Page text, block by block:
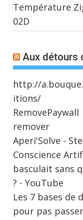
Température
02D
Aux détours
http://
itions/
remover
Aperi'Solve -
Conscience
basculait sans
? - YouTube
Les 7 bases de
pour pas